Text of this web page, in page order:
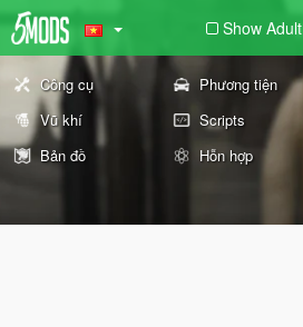
Show Adult
Công cụ Phương tiện
Vũ khí
Scripts
Bản đồ
Hỗn hợp